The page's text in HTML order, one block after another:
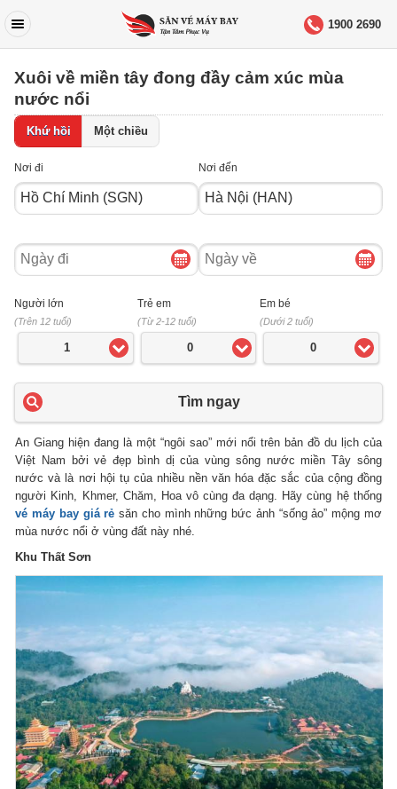
1900 2690
Xuôi về miền tây đong đầy cảm xúc mùa
nước nổi
Khứ hồi Một chiều
Nơi đi Nơi đến
Ngày
đi
Ngày
về
Người lớn
(Trên 12 tuổi)
1
Trẻ em
(Từ 2-12 tuổi)
0
Em bé
(Dưới 2 tuổi)
0
Tìm ngay
An Giang hiện đang là một “ngôi sao” mới nổi trên bản đồ du lịch của
Việt Nam bởi vẻ đẹp bình dị của vùng sông nước miền Tây sông
nước và là nơi hội tụ của nhiều nền văn hóa đặc sắc của cộng đồng
người Kinh, Khmer, Chăm, Hoa vô cùng đa dạng. Hãy cùng hệ thống
vé máy bay giá rẻ săn cho mình những bức ảnh “sống ảo” mộng mơ
mùa nước nổi ở vùng đất này nhé.
Khu Thất Sơn